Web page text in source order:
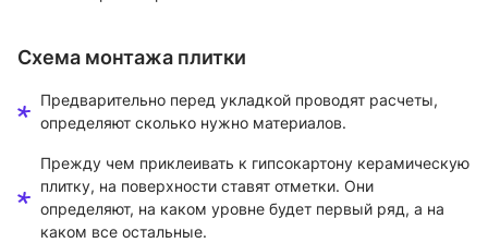
Схема монтажа плитки
Предварительно перед укладкой проводят расчеты,
определяют сколько нужно материалов.
Прежду чем приклеивать к гипсокартону керамическую
плитку, на поверхности ставят отметки. Они
определяют, на каком уровне будет первый ряд, а на
каком все остальные.